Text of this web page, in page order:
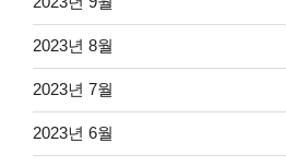
2023년 8월
2023년 7월
2023년 6월